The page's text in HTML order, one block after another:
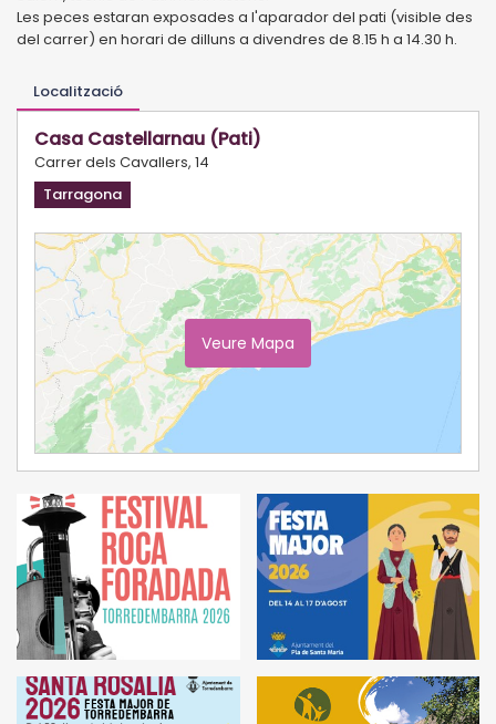
Les peces estaran exposades a l'aparador del pati (visible des
del carrer) en horari de dilluns a divendres de 8.15 h a 14.30 h.
Localització
Casa Castellarnau (Pati)
Carrer dels Cavallers, 14
Tarragona
Veure Mapa